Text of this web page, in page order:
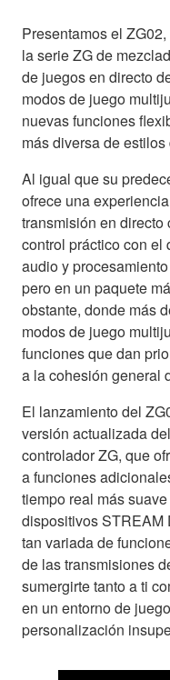
Presentamos el
la serie ZG de
de juegos en directo
modos de juego
nuevas funciones
más diversa de estilos
Al igual que su
ofrece una
transmisión en
control práctico con el
audio y
pero en un paquete
obstante, donde más
modos de juego
funciones que dan
a la cohesión general
El lanzamiento del
versión actualizada
controlador ZG, que
a funciones
tiempo real más
dispositivos STREAM
tan variada de
de las transmisiones
sumergirte tanto a ti
en un entorno de
personalización